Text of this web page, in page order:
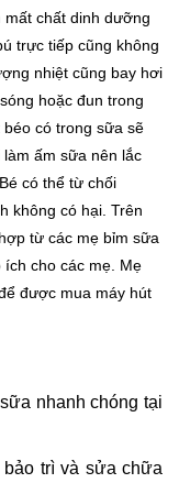
chất dinh dưỡng
trực tiếp cũng không
nhiệt cũng bay hơi
hoặc đun trong
có trong sữa sẽ
ấm sữa nên lắc
Bé có thể từ chối
không có hại. Trên
từ các mẹ bỉm sữa
ích cho các mẹ. Mẹ
được mua máy hút
nhanh chóng tại
trì và sửa chữa